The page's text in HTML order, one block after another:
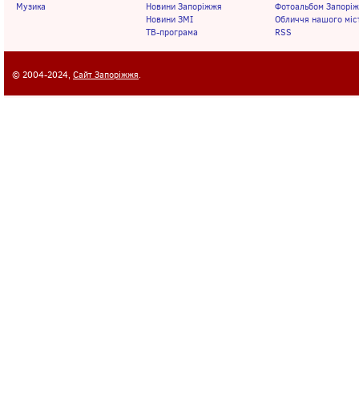
Музика
Новини Запоріжжя
Новини ЗМІ
ТВ-програма
Фотоальбом
Обличчя нашого
RSS
© 2004-2024, Сайт Запоріжжя.